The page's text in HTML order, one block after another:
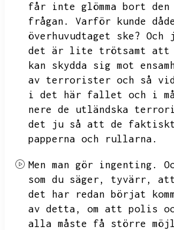
får inte glömma bort
frågan.
Varför kunde
överhuvudtaget ske? Och
det är lite trötsamt att
kan skydda sig mot
av terrorister och så
i det här fallet och i
nere de utländska
det ju så att de
papperna och rullarna.
Men man gör ingenting.
som du säger,
tyvärr,
det har redan börjat
av detta,
om att polis
alla måste få större